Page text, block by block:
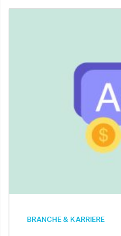
BRANCHE & KARRIERE